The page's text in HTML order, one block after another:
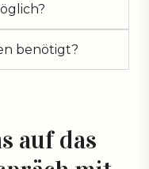
benötigt?
auf das